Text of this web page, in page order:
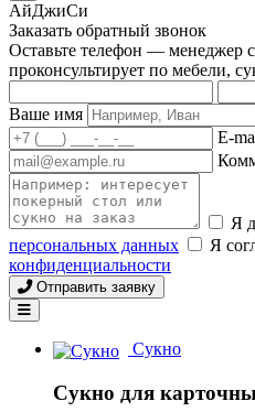
АйДжиСи
Заказать обратный звонок
Оставьте телефон — менеджер
проконсультирует по мебели,
Ваше имя
E-
Я
персональных данных
Я
конфиденциальности
Отправить заявку
Сукно
Сукно для